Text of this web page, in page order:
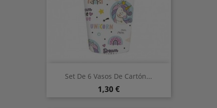
Set De 6 Vasos De Cartón...
Precio
1,30 €